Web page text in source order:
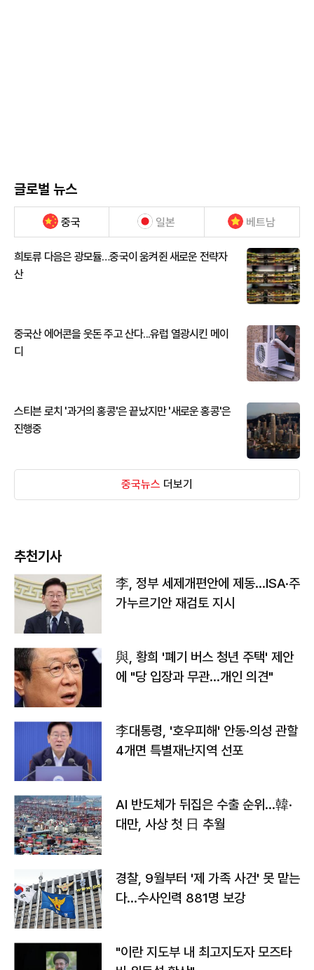
글로벌 뉴스
중국 일본 베트남
희토류 다음은 광모듈…중국이 움켜쥔 새로운 전략자
산
중국산 에어콘을 웃돈 주고 산다...유럽 열광시킨 메이
디
스티븐 로치 '과거의 홍콩'은 끝났지만 '새로운 홍콩'은
진행중
중국뉴스 더보기
추천기사
李, 정부 세제개편안에 제동…ISA·주
가누르기안 재검토 지시
與, 황희 '폐기 버스 청년 주택' 제안
에 "당 입장과 무관…개인 의견"
李대통령, '호우피해' 안동·의성 관할
4개면 특별재난지역 선포
AI 반도체가 뒤집은 수출 순위…韓·
대만, 사상 첫 日 추월
경찰, 9월부터 '제 가족 사건' 못 맡는
다…수사인력 881명 보강
"이란 지도부 내 최고지도자 모즈타